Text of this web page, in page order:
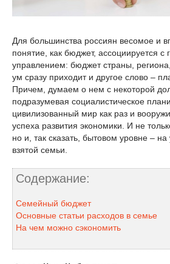
Для большинства россиян весомое и
понятие, как бюджет, ассоциируется с
управлением: бюджет страны,
ум сразу приходит и другое слово –
Причем, думаем о нем с некоторой
подразумевая социалистическое
цивилизованный мир как раз и
успеха развития экономики. И не
но и, так сказать, бытовом уровне –
взятой семьи.
Содержание:
Семейный бюджет
Основные статьи расходов в семье
На чем можно сэкономить